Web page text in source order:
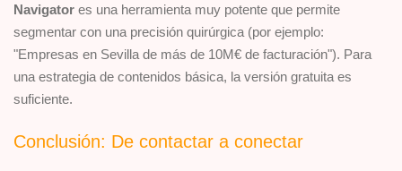
Navigator es una herramienta muy potente que permite
segmentar con una precisión quirúrgica (por ejemplo:
"Empresas en Sevilla de más de 10M€ de facturación"). Para
una estrategia de contenidos básica, la versión gratuita es
suficiente.
Conclusión: De contactar a conectar